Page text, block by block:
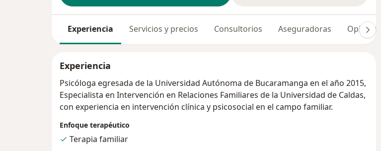
Experiencia Servicios y precios Consultorios Aseguradoras Opiniones
Experiencia
Psicóloga egresada de la Universidad Autónoma de Bucaramanga en el año 2015,
Especialista en Intervención en Relaciones Familiares de la Universidad de Caldas,
con experiencia en intervención clínica y psicosocial en el campo familiar.
Enfoque terapéutico
Terapia familiar